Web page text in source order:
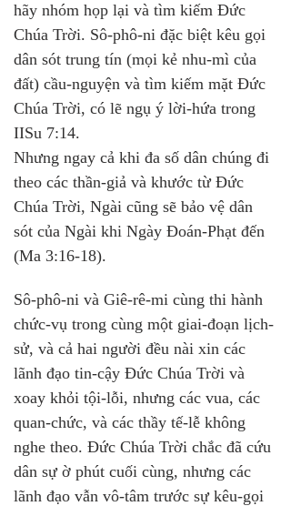
hãy nhóm họp lại và tìm kiếm Đức
Chúa Trời. Sô-phô-ni đặc biệt kêu gọi
dân sót trung tín (mọi kẻ nhu-mì của
đất) cầu-nguyện và tìm kiếm mặt Đức
Chúa Trời, có lẽ ngụ ý lời-hứa trong
IISu 7:14.
Nhưng ngay cả khi đa số dân chúng đi
theo các thần-giả và khước từ Đức
Chúa Trời, Ngài cũng sẽ bảo vệ dân
sót của Ngài khi Ngày Đoán-Phạt đến
(Ma 3:16-18).
Sô-phô-ni và Giê-rê-mi cùng thi hành
chức-vụ trong cùng một giai-đoạn lịch-
sử, và cả hai người đều nài xin các
lãnh đạo tin-cậy Đức Chúa Trời và
xoay khỏi tội-lỗi, nhưng các vua, các
quan-chức, và các thầy tế-lễ không
nghe theo. Đức Chúa Trời chắc đã cứu
dân sự ờ phút cuối cùng, nhưng các
lãnh đạo vẫn vô-tâm trước sự kêu-gọi